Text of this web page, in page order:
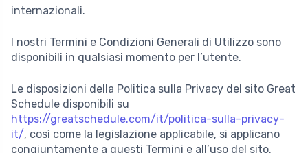
internazionali.
I nostri Termini e Condizioni Generali di Utilizzo sono
disponibili in qualsiasi momento per l’utente.
Le disposizioni della Politica sulla Privacy del sito Great
Schedule disponibili su
https://greatschedule.com/it/politica-sulla-privacy-
it/, così come la legislazione applicabile, si applicano
congiuntamente a questi Termini e all’uso del sito.